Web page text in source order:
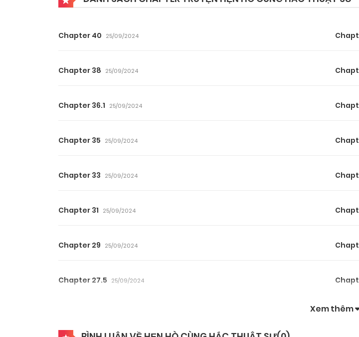
Chapter 40 25/09/2024
Chapter 38 25/09/2024
Chapter 36.1 25/09/2024
Chapter 35 25/09/2024
Chapter 33 25/09/2024
Chapter 31 25/09/2024
Chapter 29 25/09/2024
Chapter 27.5 25/09/2024
Xem thêm